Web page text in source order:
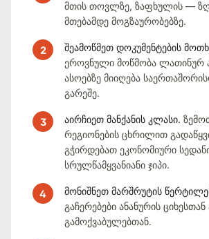
მთის თოვლზე, ზაფხულის —
მთებამდე მოგზაურობებზე.
შეამოწმეთ დოკუმენტების
ეროვნული მოწმობა ლათინურ
ასოებზე მიიღება
გარეშე.
აირჩიეთ მანქანის კლასი.
რეგიონების ცხრილით
გჭირდებათ ეკონომიური
სრულწამყვანიანი ჯიპი.
მონიშნეთ მარშრუტის
გაჩერებები ანანურის ციხესთან
გამოქვაბულებთან.